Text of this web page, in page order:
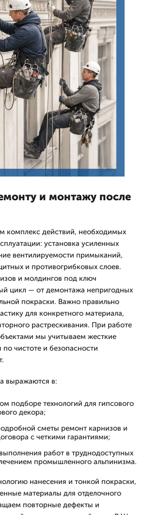
и монтажу после
комплекс действий, необходимых
установка усиленных
вентилируемости примыканий,
и противогрибковых слоев.
и молдингов под ключ
цикл — от демонтажа непригодных
покраски. Важно правильно
для конкретного материала,
растрескивания. При работе
мы учитываем жесткие
чистоте и безопасности
выражаются в:
подборе технологий для гипсового
декора;
сметы ремонт карнизов и
с четкими гарантиями;
работ в труднодоступных
промышленного альпинизма.
нанесения и тонкой покраски,
материалы для отделочного
повторные дефекты и